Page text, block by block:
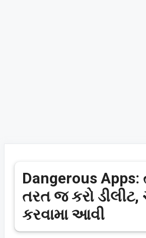
Dangerous
તરત જ કરો ડીલીટ,
કરવામા આવી